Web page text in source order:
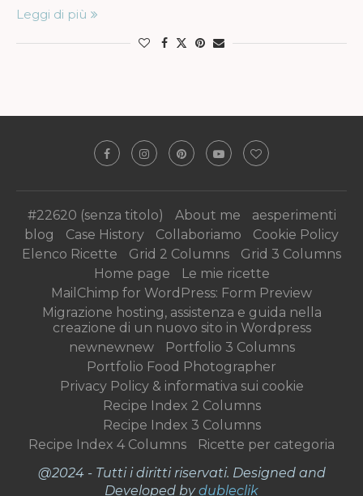
Leggi di più
#22620 (senza titolo) About me
aesperimenti
blog
Case History Collaboriamo
Cookie Policy
Elenco Ricette
Grid 2 Columns
Grid 3 Columns
Home page
Le mie ricette
MailChimp for WordPress: Form Preview
Migrazione hosting, assistenza e guida nella
creazione di un nuovo sito in Wordpress
newnewnew
Portfolio 3 Columns
Portfolio Food Photographer
Privacy Policy & informativa sui cookie
Recipe Index 2 Columns
Recipe Index 3 Columns
Recipe Index 4 Columns
Ricette per categoria
@2024 - Tutti i diritti riservati. Designed and
Developed bydubleclik